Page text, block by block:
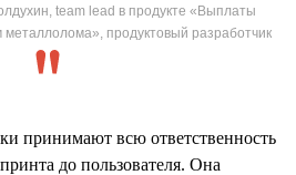
team lead в продукте «Выплаты
металлолома», продуктовый разработчик
принимают всю ответственность
до пользователя. Она